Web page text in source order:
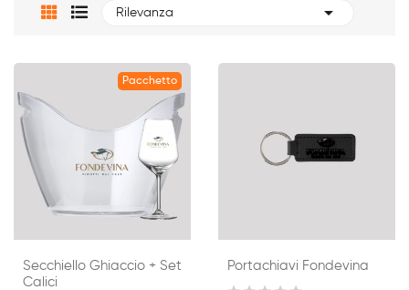
Rilevanza 
Pacchetto
Secchiello Ghiaccio + Set
Calici
Portachiavi Fondevina